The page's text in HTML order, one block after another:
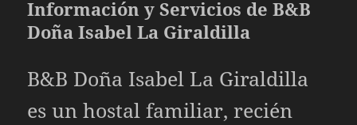
Información y Servicios de B&B
Doña Isabel La Giraldilla
B&B Doña Isabel La Giraldilla
es un hostal familiar, recién